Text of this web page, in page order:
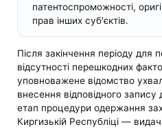
патентоспроможності,
прав інших суб'єктів.
Після закінчення періоду для
відсутності перешкодних
уповноважене відомство
внесення відповідного
етап процедури одержання
Киргизькій Республіці —